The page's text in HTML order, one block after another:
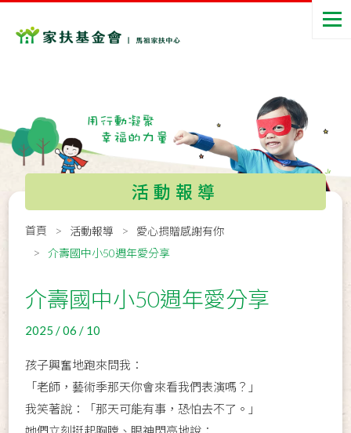
活動報導
首頁 活動報導
愛心捐贈感謝有你
介壽國中小50週年愛分享
介壽國中小50週年愛分享
2025 / 06 / 10
孩子興奮地跑來問我：
「老師，藝術季那天你會來看我們表演嗎？」
我笑著說：「那天可能有事，恐怕去不了。」